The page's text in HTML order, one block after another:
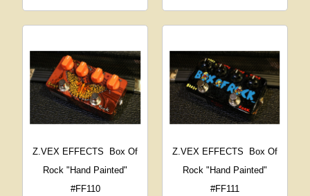
Z.VEX EFFECTS
Box Of
Rock "Hand Painted"
#FF110
Z.VEX EFFECTS
Box Of
Rock "Hand Painted"
#FF111